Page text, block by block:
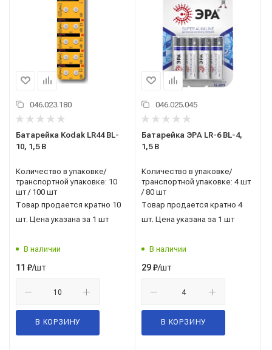
046.023.180
Батарейка Kodak LR44 BL-
10, 1,5 В
Количество в упаковке/
транспортной упаковке: 10
шт / 100 шт
Товар продается кратно 10
шт. Цена указана за 1 шт
В наличии
11 ₽/шт
В КОРЗИНУ
046.025.045
Батарейка ЭРА LR-6 BL-4,
1,5 В
Количество в упаковке/
транспортной упаковке: 4 шт
/ 80 шт
Товар продается кратно 4
шт. Цена указана за 1 шт
В наличии
29₽/шт
В КОРЗИНУ